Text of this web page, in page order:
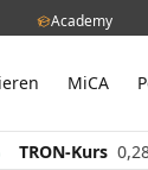
Academy
MiCA
0,284165 €